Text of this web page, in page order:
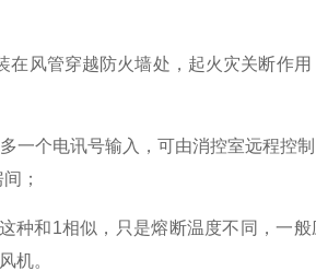
风管穿越防火墙处，起火灾关断作
一个电讯号输入，可由消控室远程控
；
种和1相似，只是熔断温度不同，一
风机。